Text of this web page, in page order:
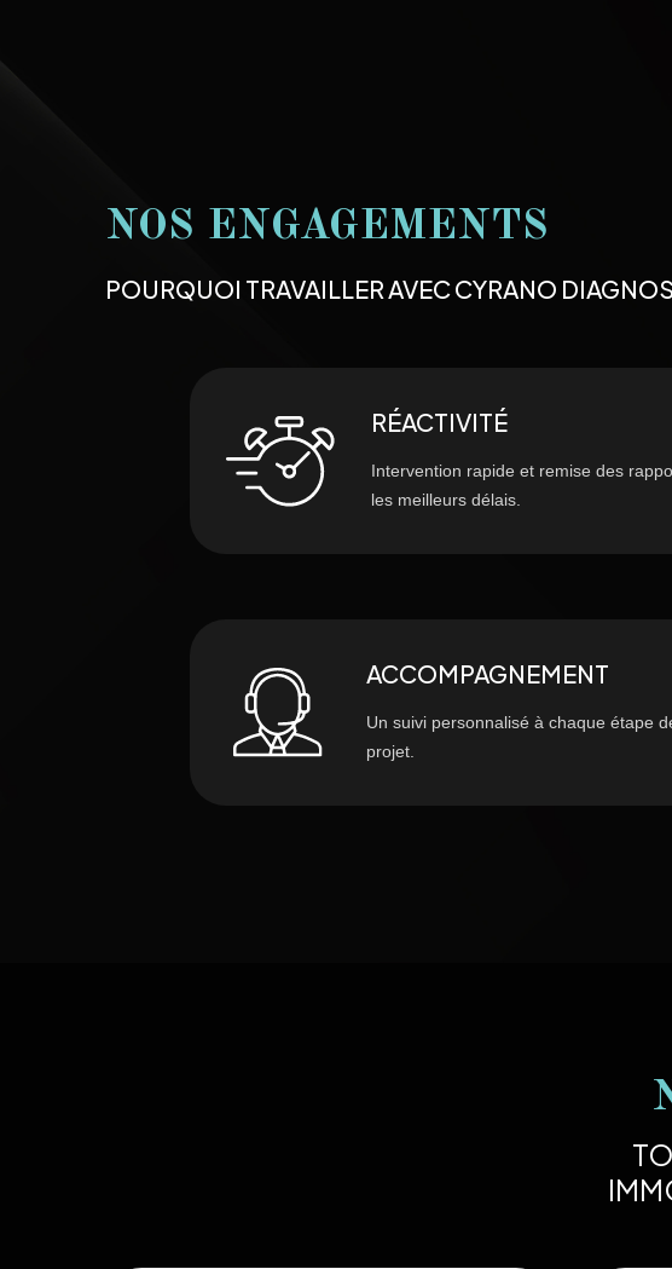
NOS ENGAGEMENTS
POURQUOI TRAVAILLER AVEC CYRANO
RÉACTIVITÉ
Intervention rapide et remise des
les meilleurs délais.
ACCOMPAGNEMENT
Un suivi personnalisé à chaque étape
projet.